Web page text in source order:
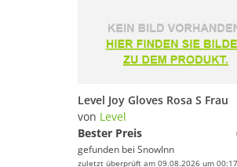
Level Joy Gloves Rosa S Frau
von Level
Bester Preis
gefunden bei SnowInn
zuletzt überprüft am 09.08.2026 um